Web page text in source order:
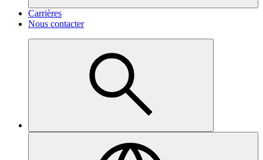
Carrières
Nous contacter